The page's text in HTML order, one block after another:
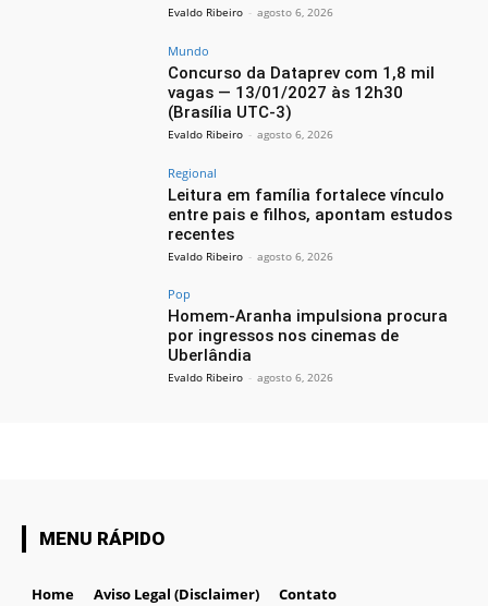
Evaldo Ribeiro - agosto 6, 2026
Mundo
Concurso da Dataprev com 1,8 mil
vagas — 13/01/2027 às 12h30
(Brasília UTC-3)
Evaldo Ribeiro - agosto 6, 2026
Regional
Leitura em família fortalece vínculo
entre pais e filhos, apontam estudos
recentes
Evaldo Ribeiro - agosto 6, 2026
Pop
Homem-Aranha impulsiona procura
por ingressos nos cinemas de
Uberlândia
Evaldo Ribeiro - agosto 6, 2026
MENU RÁPIDO
Home Aviso Legal (Disclaimer) Contato